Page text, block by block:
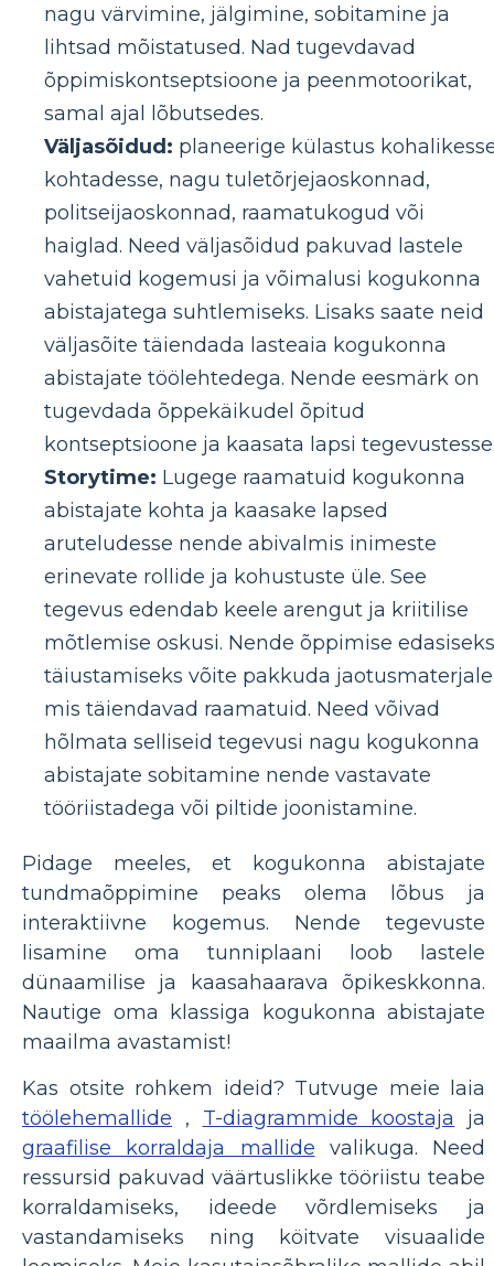
nagu värvimine, jälgimine, sobitamine ja
lihtsad mõistatused. Nad tugevdavad
õppimiskontseptsioone ja peenmotoorikat,
samal ajal lõbutsedes.
Väljasõidud: planeerige külastus
kohtadesse, nagu tuletõrjejaoskonnad,
politseijaoskonnad, raamatukogud või
haiglad. Need väljasõidud pakuvad lastele
vahetuid kogemusi ja võimalusi kogukonna
abistajatega suhtlemiseks. Lisaks saate neid
väljasõite täiendada lasteaia kogukonna
abistajate töölehtedega. Nende eesmärk on
tugevdada õppekäikudel õpitud
kontseptsioone ja kaasata lapsi
Storytime: Lugege raamatuid kogukonna
abistajate kohta ja kaasake lapsed
aruteludesse nende abivalmis inimeste
erinevate rollide ja kohustuste üle. See
tegevus edendab keele arengut ja kriitilise
mõtlemise oskusi. Nende õppimise edasiseks
täiustamiseks võite pakkuda
mis täiendavad raamatuid. Need võivad
hõlmata selliseid tegevusi nagu kogukonna
abistajate sobitamine nende vastavate
tööriistadega või piltide joonistamine.
Pidage meeles, et kogukonna abistajate
tundmaõppimine peaks olema lõbus ja
interaktiivne kogemus. Nende tegevuste
lisamine oma tunniplaani loob lastele
dünaamilise ja kaasahaarava õpikeskkonna.
Nautige oma klassiga kogukonna abistajate
maailma avastamist!
Kas otsite rohkem ideid? Tutvuge meie laia
töölehemallide , T-diagrammide koostaja
ja
graafilise korraldaja mallide valikuga. Need
ressursid pakuvad väärtuslikke tööriistu teabe
korraldamiseks, ideede võrdlemiseks ja
vastandamiseks ning köitvate visuaalide